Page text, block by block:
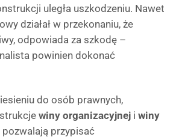
uległa uszkodzeniu. Nawet
działał w przekonaniu, że
odpowiada za szkodę –
powinien dokonać
do osób prawnych,
winy organizacyjnej i winy
pozwalają przypisać